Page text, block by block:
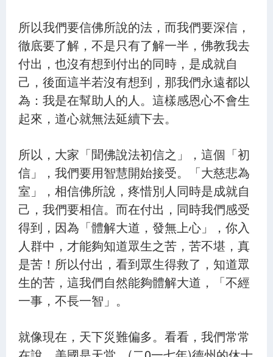
所以我們要信佛所說的法，而我們要深信，
徹底要了解，不是只有了解一半，佛教我去
付出，也沒有想到付出的同時，是成就自
己，後面這半若沒有想到，那我們永遠都以
為：我是在幫助人的人。這樣感恩心不會生
起來，道心就無法延續下去。
所以，大家「聞佛說法初信之」，這個「初
信」，我們要用智慧開始接受。「大慈悲為
室」，相信佛所說，疼惜別人同時是成就自
己，我們要相信。而在付出，同時我們感受
得到，因為「體解大道，發無上心」，你入
人群中，才能夠知道眾生之苦，苦不堪，真
是苦！所以付出，看到眾生得救了，知道眾
生的苦，這我們自然能夠體解大道，「不經
一事，不長一智」。
就像現在，天下災難偏多。看看，我們常常